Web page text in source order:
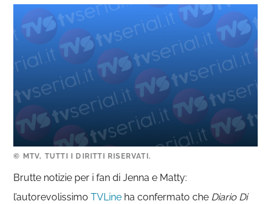
© MTV, TUTTI I DIRITTI RISERVATI.
Brutte notizie per i fan di Jenna e Matty:
l’autorevolissimoTVLine ha confermato che Diario Di